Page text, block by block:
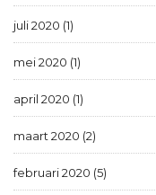
juli 2020 (1)
mei 2020 (1)
april 2020 (1)
maart 2020 (2)
februari 2020 (5)